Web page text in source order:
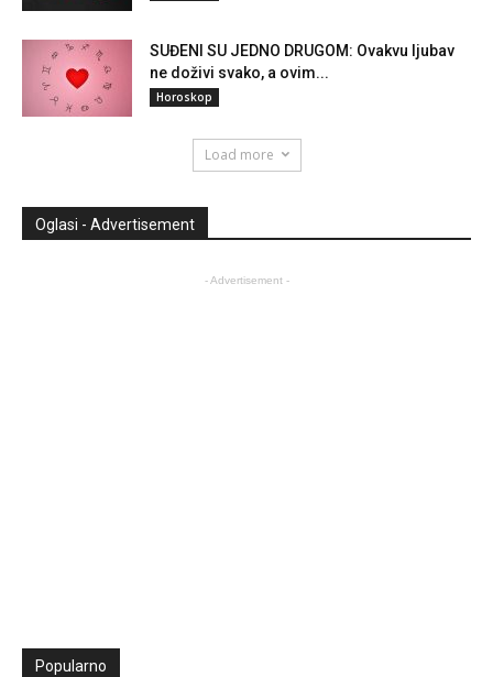
SUĐENI SU JEDNO DRUGOM: Ovakvu ljubav
ne doživi svako, a ovim...
Horoskop
Load more
Oglasi - Advertisement
- Advertisement -
Popularno